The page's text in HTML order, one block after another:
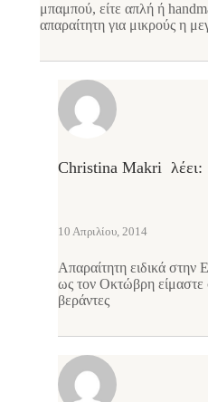
μπαμπού, είτε απλή ή
απαραίτητη για μικρούς η
Christina Makri λέει:
10 Απριλίου, 2014
Απαραίτητη ειδικά
ως τον Οκτώβρη είμαστε
βεράντες